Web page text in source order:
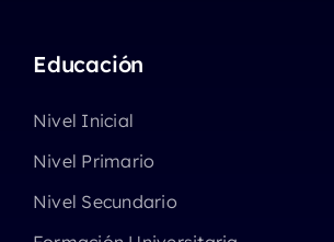
Educación
Nivel Inicial
Nivel Primario
Nivel Secundario